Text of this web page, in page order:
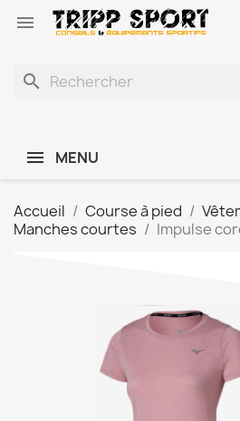

search
MENU
Accueil Course à pied
Manches courtes
Impulse